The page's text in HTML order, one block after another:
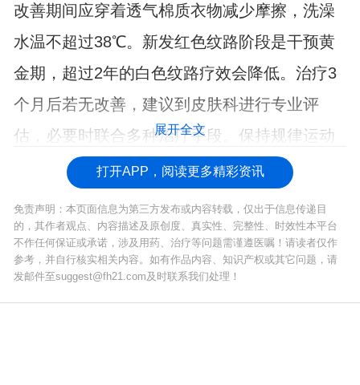
改善期间应穿着透气棉质衣物减少摩擦，洗澡
水温不超过38℃。新发红色纹路阶段是干预黄
金期，超过2年的白色纹路疗效会降低。治疗3
个月后若无改善，建议到皮肤科进行专业评
估，必要时联合多种治疗手段。保持规律运动
习惯和均衡饮食对预防新纹产生尤为重要。
展开全文
打开APP，阅读更多精彩资讯
免责声明：本页面信息为第三方发布或内容转载，仅出于信息传递目
的，其作者观点、内容描述及原创度、真实性、完整性、时效性本平台
不作任何保证或承诺，涉及用药、治疗等问题需谨遵医嘱！请读者仅作
参考，并自行核实相关内容。如有作品内容、知识产权或其它问题，请
发邮件至suggest@fh21.com及时联系我们处理！